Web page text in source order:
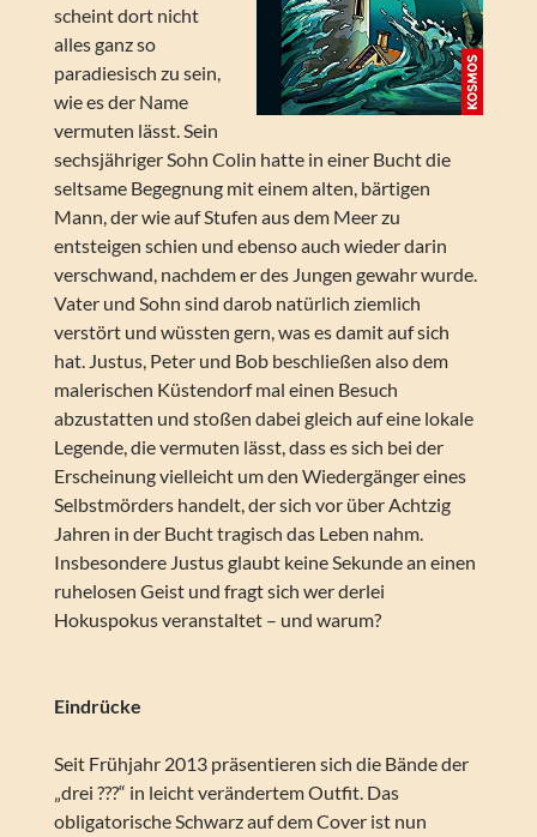
scheint dort nicht
alles ganz so
paradiesisch zu sein,
wie es der Name
vermuten lässt. Sein
sechsjähriger Sohn Colin hatte in einer Bucht die
seltsame Begegnung mit einem alten, bärtigen
Mann, der wie auf Stufen aus dem Meer zu
entsteigen schien und ebenso auch wieder darin
verschwand, nachdem er des Jungen gewahr wurde.
Vater und Sohn sind darob natürlich ziemlich
verstört und wüssten gern, was es damit auf sich
hat. Justus, Peter und Bob beschließen also dem
malerischen Küstendorf mal einen Besuch
abzustatten und stoßen dabei gleich auf eine lokale
Legende, die vermuten lässt, dass es sich bei der
Erscheinung vielleicht um den Wiedergänger eines
Selbstmörders handelt, der sich vor über Achtzig
Jahren in der Bucht tragisch das Leben nahm.
Insbesondere Justus glaubt keine Sekunde an einen
ruhelosen Geist und fragt sich wer derlei
Hokuspokus veranstaltet – und warum?
Eindrücke
Seit Frühjahr 2013 präsentieren sich die Bände der
„drei ???“ in leicht verändertem Outfit. Das
obligatorische Schwarz auf dem Cover ist nun